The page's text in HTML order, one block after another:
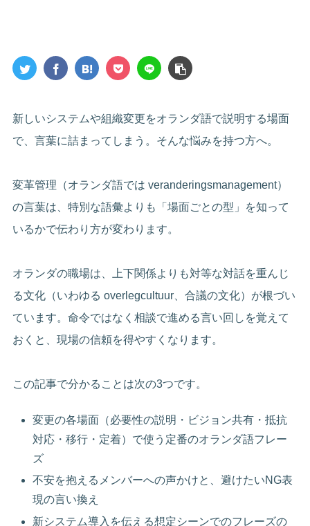
新しいシステムや組織変更をオランダ語で説明する場面
で、言葉に詰まってしまう。そんな悩みを持つ方へ。
変革管理（オランダ語では veranderingsmanagement）
の言葉は、特別な語彙よりも「場面ごとの型」を知って
いるかで伝わり方が変わります。
オランダの職場は、上下関係よりも対等な対話を重んじ
る文化（いわゆる overlegcultuur、合議の文化）が根づい
ています。命令ではなく相談で進める言い回しを覚えて
おくと、現場の信頼を得やすくなります。
この記事で分かることは次の3つです。
変更の各場面（必要性の説明・ビジョン共有・抵抗
対応・移行・定着）で使う定番のオランダ語フレー
ズ
不安を抱えるメンバーへの声かけと、避けたいNG表
現の言い換え
新システム導入を伝える想定シーンでのフレーズの